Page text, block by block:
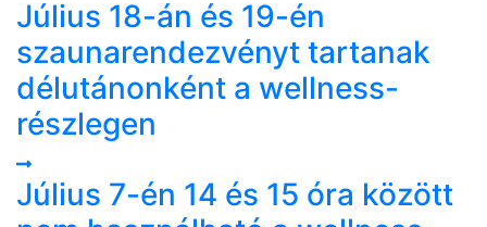
Július 18-án és 19-én
szaunarendezvényt tartanak
délutánonként a wellness-
részlegen
Július 7-én 14 és 15 óra között